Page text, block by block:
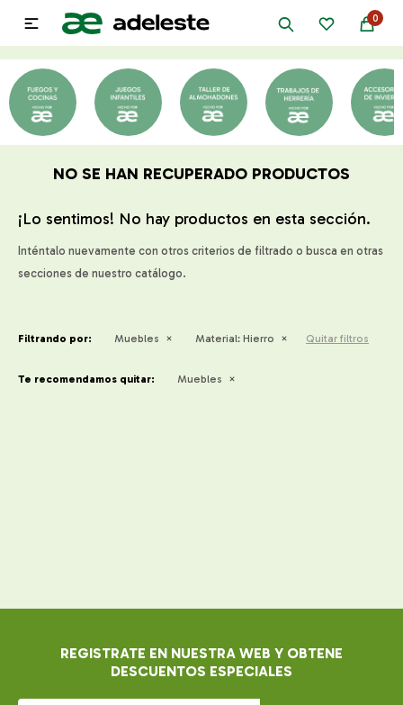
0

NO SE HAN RECUPERADO PRODUCTOS
¡Lo sentimos! No hay productos en esta sección.
Inténtalo nuevamente con otros criterios de filtrado o busca en otras
secciones de nuestro catálogo.
Filtrando por: Muebles Material: Hierro Quitar filtros
Te recomendamos quitar: Muebles
REGISTRATE EN NUESTRA WEB Y OBTENE
DESCUENTOS ESPECIALES